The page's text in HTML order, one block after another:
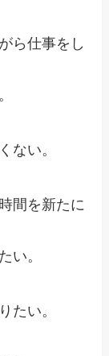
ら仕事をし
ない。
間を新たに
い。
たい。